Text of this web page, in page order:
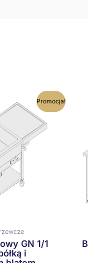
Promocja!
GN 1/1
i
produkt
ma
wiele
wariantów.
Opcje
stronie